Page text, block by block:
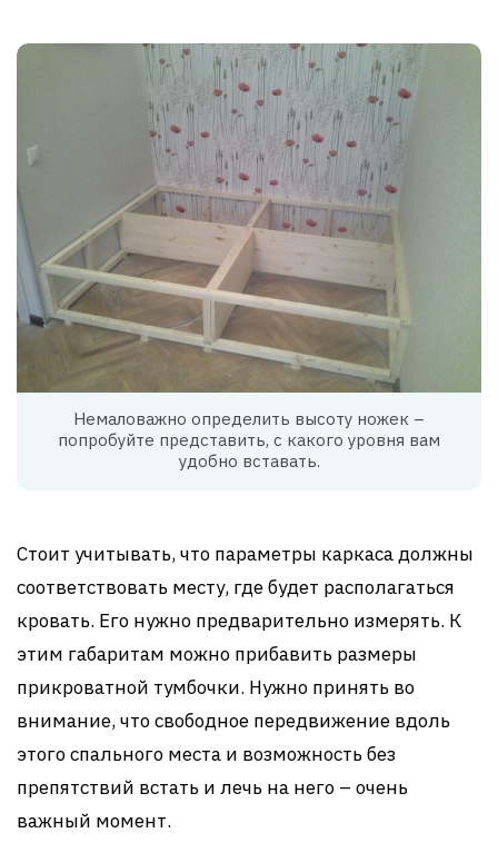
Немаловажно определить высоту ножек –
попробуйте представить, с какого уровня вам
удобно вставать.
Стоит учитывать, что параметры каркаса должны
соответствовать месту, где будет располагаться
кровать. Его нужно предварительно измерять. К
этим габаритам можно прибавить размеры
прикроватной тумбочки. Нужно принять во
внимание, что свободное передвижение вдоль
этого спального места и возможность без
препятствий встать и лечь на него – очень
важный момент.